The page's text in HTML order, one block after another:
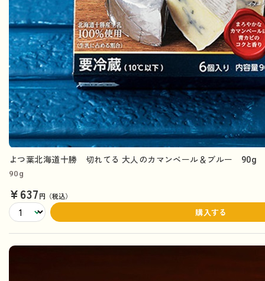
よつ葉北海道十勝 切れてる 大人のカマンベール＆ブルー 90g
90g
¥637円（税込）
購入する